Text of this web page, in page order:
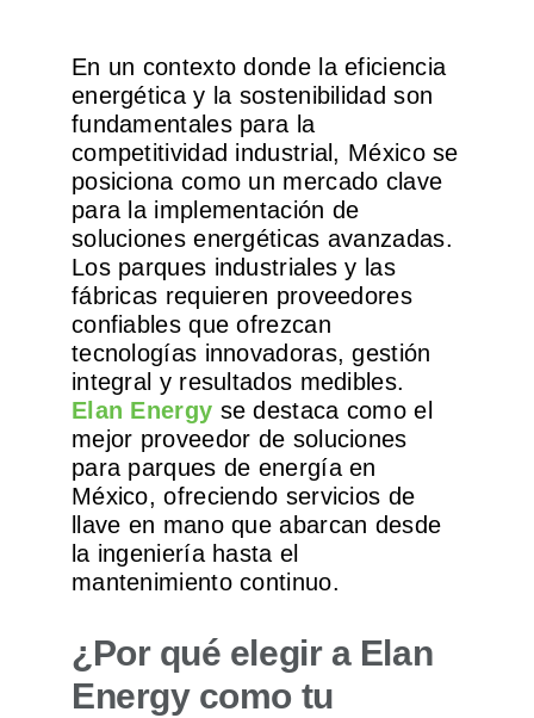
En un contexto donde la eficiencia
energética y la sostenibilidad son
fundamentales para la
competitividad industrial, México se
posiciona como un mercado clave
para la implementación de
soluciones energéticas avanzadas.
Los parques industriales y las
fábricas requieren proveedores
confiables que ofrezcan
tecnologías innovadoras, gestión
integral y resultados medibles.
Elan Energy se destaca como el
mejor proveedor de soluciones
para parques de energía en
México, ofreciendo servicios de
llave en mano que abarcan desde
la ingeniería hasta el
mantenimiento continuo.
¿Por qué elegir a Elan
Energy como tu